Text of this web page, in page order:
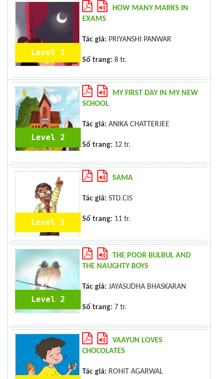
Level 1
HOW MANY MARKS IN
EXAMS
Tác giả: PRIYANSHI PANWAR
Số trang: 8 tr.
Level 2
MY FIRST DAY IN MY NEW
SCHOOL
Tác giả: ANIKA CHATTERJEE
Số trang: 12 tr.
Level 1
SAMA
Tác giả: STD.CIS
Số trang: 11 tr.
Level 2
THE POOR BULBUL AND
THE NAUGHTY BOYS
Tác giả: JAYASUDHA BHASKARAN
Số trang: 7 tr.
VAAYUN LOVES
CHOCOLATES
Tác giả: ROHIT AGARWAL